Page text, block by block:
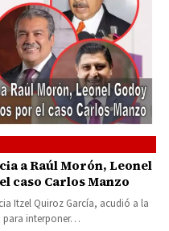
a Raúl Morón, Leonel
caso Carlos Manzo
Itzel Quiroz García, acudió a la
para interponer…